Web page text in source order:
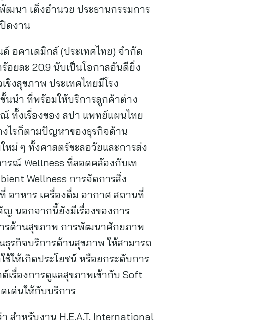
นา เต็งอำนวย ประธานกรรมการ
ดงาน
อคาเดมิกส์ (ประเทศไทย) จำกัด
อยละ 20.9 นับเป็นโอกาสอันดียิ่ง
งสุขภาพ ประเทศไทยมีโรง
นนำ ที่พร้อมให้บริการลูกค้าต่าง
ทั้งเรื่องของ สปา แพทย์แผนไทย
งไรก็ตามปัญหาของธุรกิจด้าน
ม่ ๆ ทั้งศาสตร์ชะลอวัยและการส่ง
รณ์ Wellness ที่สอดคล้องกับเท
Wellness การจัดการสิ่ง
อาหาร เครื่องดื่ม อากาศ สถานที่
ญ นอกจากนี้ยังมีเรื่องของการ
รด้านสุขภาพ การพัฒนาศักยภาพ
ธุรกิจบริการด้านสุขภาพ ให้สามารถ
ช้ให้เกิดประโยชน์ หรือยกระดับการ
รื่องการดูแลสุขภาพเข้ากับ Soft
เด่นให้กับบริการ
ำหรับงาน H.E.A.T. International